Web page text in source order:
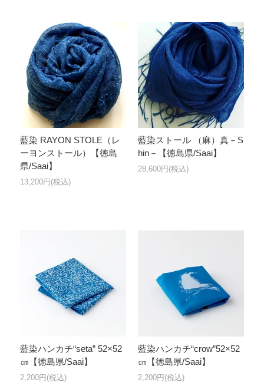
藍染 RAYON STOLE（レ
ーヨンストール）【徳島
県/Saai】
13,200円(税込)
藍染ストール （麻）真－S
hin－【徳島県/Saai】
28,600円(税込)
藍染ハンカチ“seta” 52×52
㎝【徳島県/Saai】
2,200円(税込)
藍染ハンカチ“crow”52×52
㎝【徳島県/Saai】
2,200円(税込)